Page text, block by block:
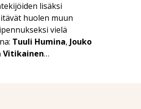
lisäksi
huolen muun
vielä
Tuuli Humina, Jouko
Vitikainen…